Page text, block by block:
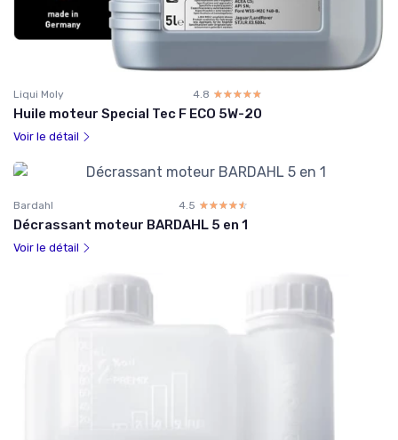
Liqui Moly 4.8 ☆☆☆☆☆
★★★★★
Huile moteur Special Tec F ECO 5W-20
Voir le détail
Bardahl 4.5 ☆☆☆☆☆
★★★★★
Décrassant moteur BARDAHL 5 en 1
Voir le détail